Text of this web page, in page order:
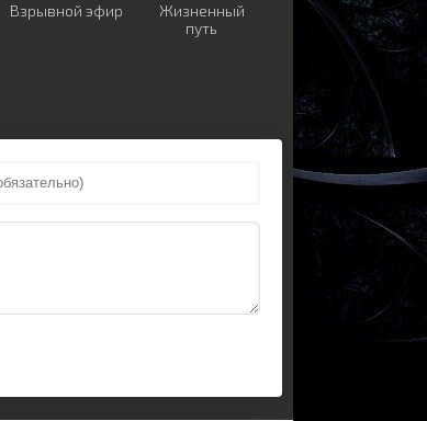
Взрывной эфир
Жизненный
путь